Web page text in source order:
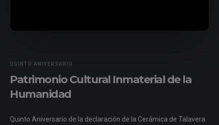
QUINTO ANIVERSARIO
Patrimonio Cultural Inmaterial de la
Humanidad
Quinto Aniversario de la declaración de la Cerámica de Talavera